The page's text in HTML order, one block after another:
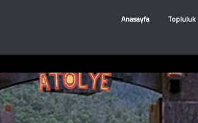
Anasayfa Topluluk